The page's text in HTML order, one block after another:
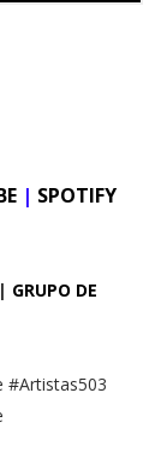
| SPOTIFY
GRUPO DE
#Artistas503